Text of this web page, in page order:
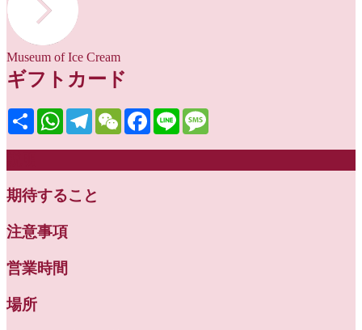
Museum of Ice Cream
ギフトカード
Share WhatsAppTelegramWeChatFacebook
Line
期待すること
注意事項
営業時間
場所